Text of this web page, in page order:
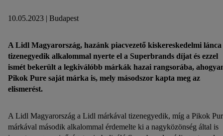
10.05.2023 | Budapest
A Lidl Magyarország, hazánk piacvezető kiskereskedelmi lánca
tizenegyedik alkalommal nyerte el a Superbrands díjat és ezzel
ismét bekerült a legkiválóbb márkák hazai rangsorába,
Pikok Pure saját márka is, mely másodszor kapta meg az
elismerést.
A Lidl Magyarország a Lidl márkával tizenegyedik, míg a Pikok
márkával második alkalommal érdemelte ki a nagyközönség által is